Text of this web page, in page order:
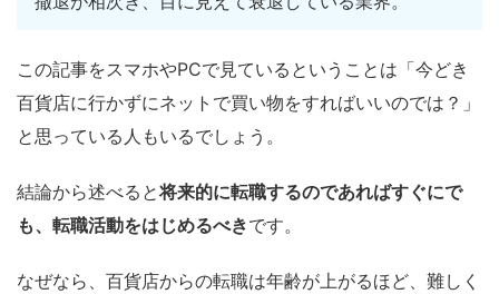
この記事をスマホやPCで見ているということは「今どき
百貨店に行かずにネットで買い物をすればいいのでは？」
と思っている人もいるでしょう。
結論から述べると将来的に転職するのであればすぐにで
も、転職活動をはじめるべきです。
なぜなら、百貨店からの転職は年齢が上がるほど、難しく